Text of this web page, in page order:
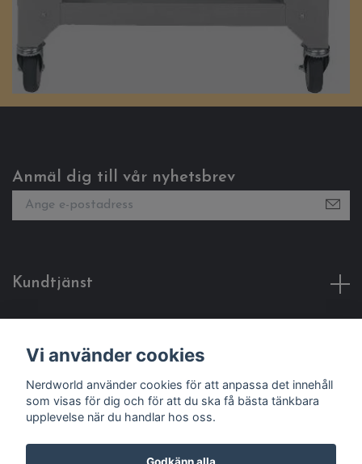
Anmäl dig till vår nyhetsbrev
Kundtjänst
Sociala medier
Vi använder cookies
Nerdworld använder cookies för att anpassa det innehåll
som visas för dig och för att du ska få bästa tänkbara
upplevelse när du handlar hos oss.
Godkänn alla